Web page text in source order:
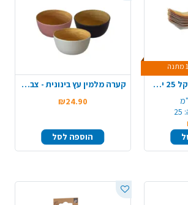
קערת סירה מעלי דקל 25 יח' 125 מ"מ - קטן
25
קערה מלמין עץ בינונית - צבע משתנה
₪24.90
הוספה לסל